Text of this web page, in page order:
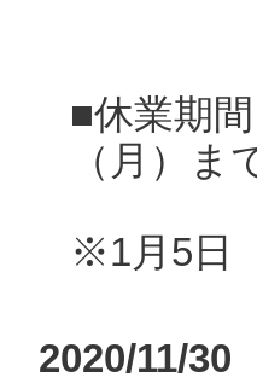
■休業期
（月）ま
※1月5日
2020/11/30